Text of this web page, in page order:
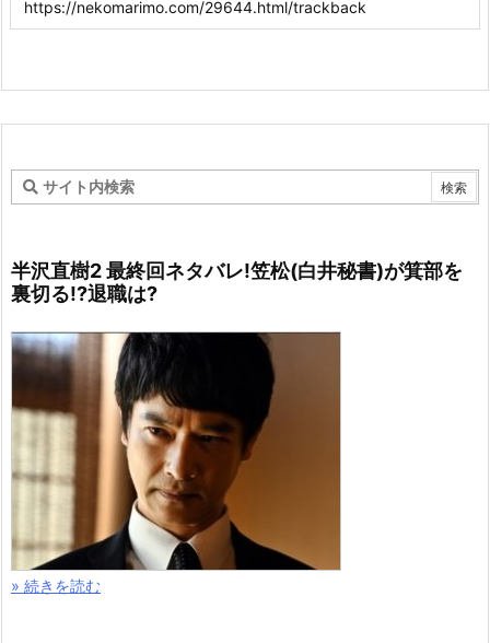
半沢直樹2 最終回ネタバレ!笠松(白井秘書)が箕部を
裏切る!?退職は?
» 続きを読む